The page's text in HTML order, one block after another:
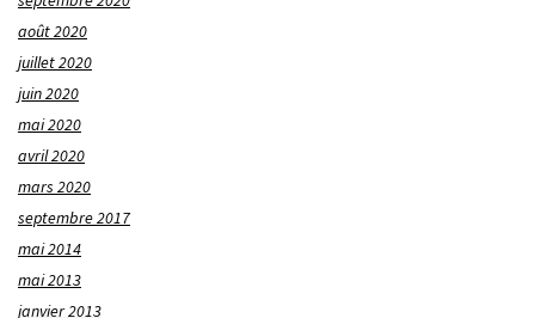
août 2020
juillet 2020
juin 2020
mai 2020
avril 2020
mars 2020
septembre 2017
mai 2014
mai 2013
janvier 2013